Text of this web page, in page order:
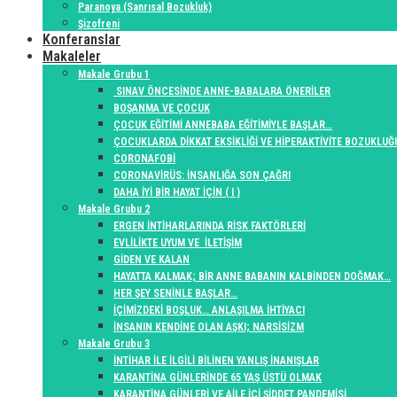
Paranoya (Sanrısal Bozukluk)
Şizofreni
Konferanslar
Makaleler
Makale Grubu 1
SINAV ÖNCESİNDE ANNE-BABALARA ÖNERİLER
BOŞANMA VE ÇOCUK
ÇOCUK EĞİTİMİ ANNEBABA EĞİTİMİYLE BAŞLAR…
ÇOCUKLARDA DİKKAT EKSİKLİĞİ VE HİPERAKTİVİTE
CORONAFOBİ
CORONAVİRÜS: İNSANLIĞA SON ÇAĞRI
DAHA İYİ BİR HAYAT İÇİN ( I )
Makale Grubu 2
ERGEN İNTİHARLARINDA RİSK FAKTÖRLERİ
EVLİLİKTE UYUM VE İLETİŞİM
GİDEN VE KALAN
HAYATTA KALMAK; BİR ANNE BABANIN KALBİNDEN DOĞMAK…
HER ŞEY SENİNLE BAŞLAR…
İÇİMİZDEKİ BOŞLUK… ANLAŞILMA İHTİYACI
İNSANIN KENDİNE OLAN AŞKI; NARSİSİZM
Makale Grubu 3
İNTİHAR İLE İLGİLİ BİLİNEN YANLIŞ İNANIŞLAR
KARANTİNA GÜNLERİNDE 65 YAŞ ÜSTÜ OLMAK
KARANTİNA GÜNLERİ VE AİLE İÇİ ŞİDDET PANDEMİSİ